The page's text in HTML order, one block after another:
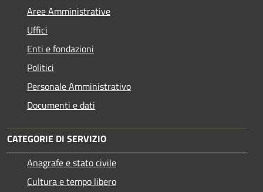
Aree Amministrative
Uffici
Enti e fondazioni
Politici
Personale Amministrativo
Documenti e dati
CATEGORIE DI SERVIZIO
Anagrafe e stato civile
Cultura e tempo libero